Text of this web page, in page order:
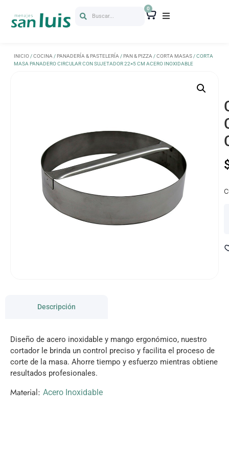
Buscar...
0
INICIO /COCINA /PANADERÍA & PASTELERÍA /PAN & PIZZA /CORTA MASAS / CORTA
MASA PANADERO CIRCULAR CON SUJETADOR 22×5 CM ACERO INOXIDABLE
Descripción
Diseño de acero inoxidable y mango ergonómico, nuestro
cortador le brinda un control preciso y facilita el proceso de
corte de la masa. Ahorre tiempo y esfuerzo mientras obtiene
resultados profesionales.
Material: Acero Inoxidable